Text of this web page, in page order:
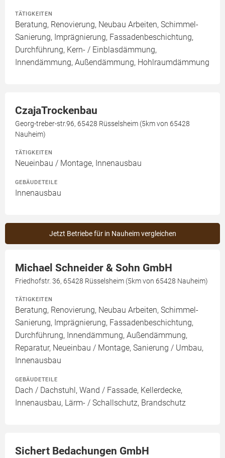
TÄTIGKEITEN
Beratung, Renovierung, Neubau Arbeiten, Schimmel-
Sanierung, Imprägnierung, Fassadenbeschichtung,
Durchführung, Kern- / Einblasdämmung,
Innendämmung, Außendämmung, Hohlraumdämmung
CzajaTrockenbau
Georg-treber-str.96, 65428 Rüsselsheim (5km von 65428
Nauheim)
TÄTIGKEITEN
Neueinbau / Montage, Innenausbau
GEBÄUDETEILE
Innenausbau
Jetzt Betriebe für in Nauheim vergleichen
Michael Schneider & Sohn GmbH
Friedhofstr. 36, 65428 Rüsselsheim (5km von 65428 Nauheim)
TÄTIGKEITEN
Beratung, Renovierung, Neubau Arbeiten, Schimmel-
Sanierung, Imprägnierung, Fassadenbeschichtung,
Durchführung, Innendämmung, Außendämmung,
Reparatur, Neueinbau / Montage, Sanierung / Umbau,
Innenausbau
GEBÄUDETEILE
Dach / Dachstuhl, Wand / Fassade, Kellerdecke,
Innenausbau, Lärm- / Schallschutz, Brandschutz
Sichert Bedachungen GmbH